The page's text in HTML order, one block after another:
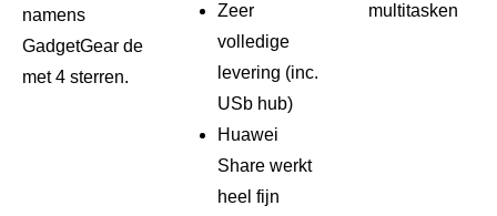
namens
GadgetGear de
met 4 sterren.
Zeer
volledige
levering (inc.
USb hub)
Huawei
Share werkt
heel fijn
multitasken